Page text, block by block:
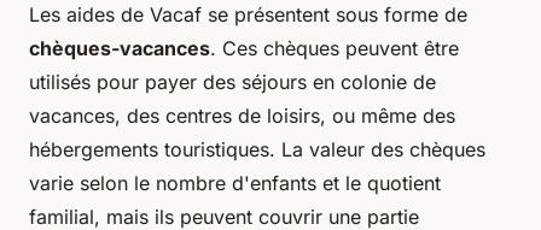
Les aides de Vacaf se présentent sous forme de
chèques-vacances. Ces chèques peuvent être
utilisés pour payer des séjours en colonie de
vacances, des centres de loisirs, ou même des
hébergements touristiques. La valeur des chèques
varie selon le nombre d'enfants et le quotient
familial, mais ils peuvent couvrir une partie